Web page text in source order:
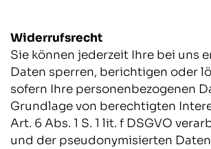
Widerrufsrecht
Sie können jederzeit Ihre bei uns
Daten sperren, berichtigen oder
sofern Ihre personenbezogenen
Grundlage von berechtigten
Art. 6 Abs. 1 S. 1 lit. f DSGVO
und der pseudonymisierten